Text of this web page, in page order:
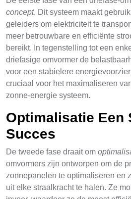
concept. Dit systeem maakt
geleiders om elektriciteit te
meer betrouwbare en efficiënte
bereikt. In tegenstelling tot een
driefasige omvormer de
voor een stabielere
cruciaal voor het maximaliseren
zonne-energie systeem.
Optimalisatie Een
Succes
De tweede fase draait om
omvormers zijn ontworpen om de
zonnepanelen te optimaliseren en
uit elke straalkracht te halen. Ze